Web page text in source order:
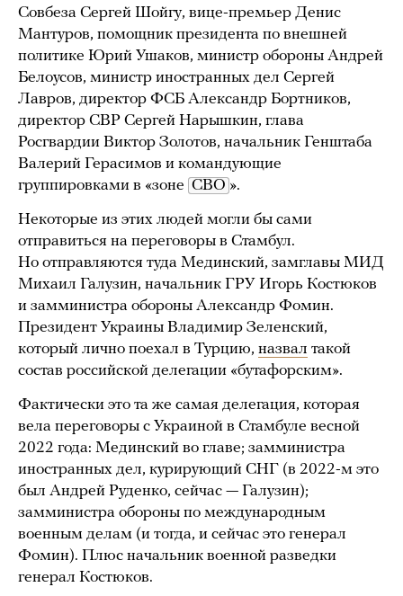
Совбеза Сергей Шойгу, вице-премьер Денис
Мантуров, помощник президента по внешней
политике Юрий Ушаков, министр обороны Андрей
Белоусов, министр иностранных дел Сергей
Лавров, директор ФСБ Александр Бортников,
директор СВР Сергей Нарышкин, глава
Росгвардии Виктор Золотов, начальник Генштаба
Валерий Герасимов и командующие
группировками в «зоне СВО ».
Некоторые из этих людей могли бы сами
отправиться на переговоры в Стамбул.
Но отправляются туда Мединский, замглавы МИД
Михаил Галузин, начальник ГРУ Игорь Костюков
и замминистра обороны Александр Фомин.
Президент Украины Владимир Зеленский,
который лично поехал в Турцию, назвал такой
состав российской делегации «бутафорским».
Фактически это та же самая делегация, которая
вела переговоры с Украиной в Стамбуле весной
2022 года: Мединский во главе; замминистра
иностранных дел, курирующий СНГ (в 2022-м это
был Андрей Руденко, сейчас — Галузин);
замминистра обороны по международным
военным делам (и тогда, и сейчас это генерал
Фомин). Плюс начальник военной разведки
генерал Костюков.